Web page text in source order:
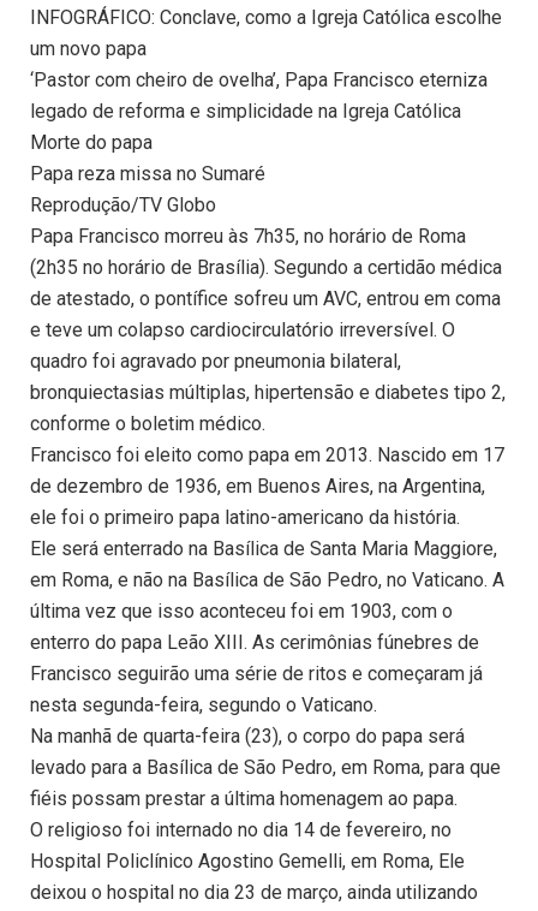
INFOGRÁFICO: Conclave, como a Igreja Católica escolhe
um novo papa
‘Pastor com cheiro de ovelha’, Papa Francisco eterniza
legado de reforma e simplicidade na Igreja Católica
Morte do papa
Papa reza missa no Sumaré
Reprodução/TV Globo
Papa Francisco morreu às 7h35, no horário de Roma
(2h35 no horário de Brasília). Segundo a certidão médica
de atestado, o pontífice sofreu um AVC, entrou em coma
e teve um colapso cardiocirculatório irreversível. O
quadro foi agravado por pneumonia bilateral,
bronquiectasias múltiplas, hipertensão e diabetes tipo 2,
conforme o boletim médico.
Francisco foi eleito como papa em 2013. Nascido em 17
de dezembro de 1936, em Buenos Aires, na Argentina,
ele foi o primeiro papa latino-americano da história.
Ele será enterrado na Basílica de Santa Maria Maggiore,
em Roma, e não na Basílica de São Pedro, no Vaticano. A
última vez que isso aconteceu foi em 1903, com o
enterro do papa Leão XIII. As cerimônias fúnebres de
Francisco seguirão uma série de ritos e começaram já
nesta segunda-feira, segundo o Vaticano.
Na manhã de quarta-feira (23), o corpo do papa será
levado para a Basílica de São Pedro, em Roma, para que
fiéis possam prestar a última homenagem ao papa.
O religioso foi internado no dia 14 de fevereiro, no
Hospital Policlínico Agostino Gemelli, em Roma, Ele
deixou o hospital no dia 23 de março, ainda utilizando